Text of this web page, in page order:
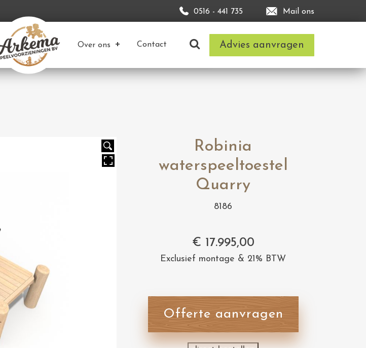
0516 - 441 735 Mail ons
Over ons Contact Advies aanvragen
Robinia
waterspeeltoestel
Quarry
8186
€ 17.995,00
Exclusief montage & 21% BTW
Offerte aanvragen